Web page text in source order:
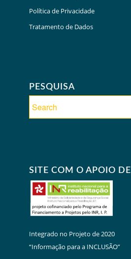
Política de Privacidade
Tratamento de Dados
PESQUISA
SITE COM O APOIO DE
Integrado no Projeto de 2020
“Informação para a INCLUSÃO”